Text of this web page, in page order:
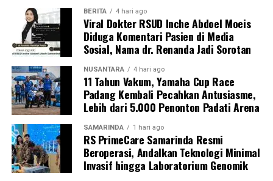
BERITA 4 hari ago
Viral Dokter RSUD Inche Abdoel Moeis
Diduga Komentari Pasien di Media
Sosial, Nama dr. Renanda Jadi Sorotan
NUSANTARA 4 hari ago
11 Tahun Vakum, Yamaha Cup Race
Padang Kembali Pecahkan Antusiasme,
Lebih dari 5.000 Penonton Padati Arena
SAMARINDA 1 hari ago
RS PrimeCare Samarinda Resmi
Beroperasi, Andalkan Teknologi Minimal
Invasif hingga Laboratorium Genomik